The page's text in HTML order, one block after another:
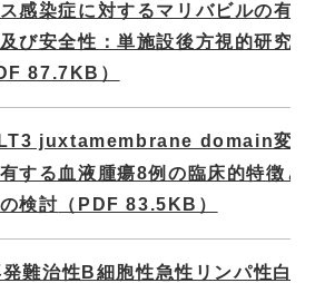
感染症に対するマリバビルの有
び安全性：単施設後方視的研究
87.7KB）
juxtamembrane domain変
する血液腫瘍8例の臨床的特徴と
検討 （PDF 83.5KB）
難治性B細胞性急性リンパ性白